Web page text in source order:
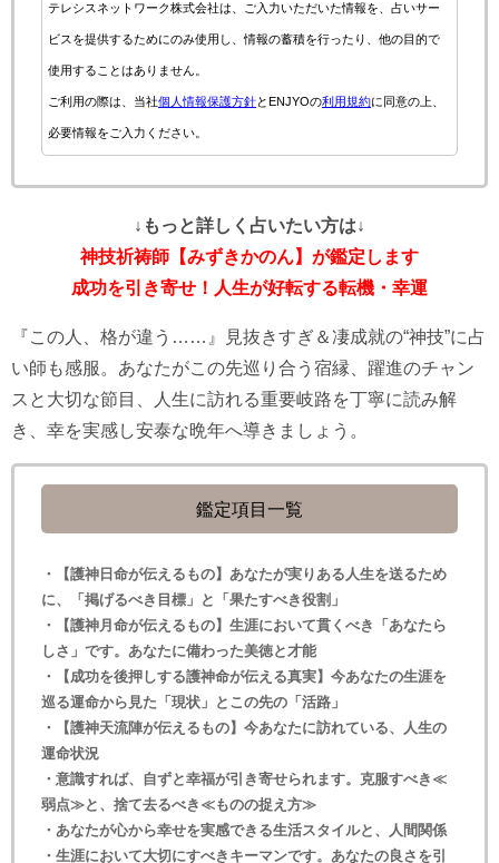
テレシスネットワーク株式会社は、ご入力いただいた情報を、占いサー
ビスを提供するためにのみ使用し、情報の蓄積を行ったり、他の目的で
使用することはありません。
ご利用の際は、当社個人情報保護方針とENJYOの利用規約に同意の上、
必要情報をご入力ください。
↓もっと詳しく占いたい方は↓
神技祈祷師【みずきかのん】が鑑定します
成功を引き寄せ！人生が好転する転機・幸運
『この人、格が違う……』見抜きすぎ＆凄成就の“神技”に占
い師も感服。あなたがこの先巡り合う宿縁、躍進のチャン
スと大切な節目、人生に訪れる重要岐路を丁寧に読み解
き、幸を実感し安泰な晩年へ導きましょう。
鑑定項目一覧
・【護神日命が伝えるもの】あなたが実りある人生を送るため
に、「掲げるべき目標」と「果たすべき役割」
・【護神月命が伝えるもの】生涯において貫くべき「あなたら
しさ」です。あなたに備わった美徳と才能
・【成功を後押しする護神命が伝える真実】今あなたの生涯を
巡る運命から見た「現状」とこの先の「活路」
・【護神天流陣が伝えるもの】今あなたに訪れている、人生の
運命状況
・意識すれば、自ずと幸福が引き寄せられます。克服すべき≪
弱点≫と、捨て去るべき≪ものの捉え方≫
・あなたが心から幸せを実感できる生活スタイルと、人間関係
・生涯において大切にすべきキーマンです。あなたの良さを引